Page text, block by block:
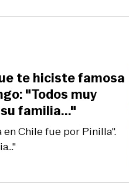
en Chile fue por Pinilla".
te hiciste famosa
"Todos muy
familia..."